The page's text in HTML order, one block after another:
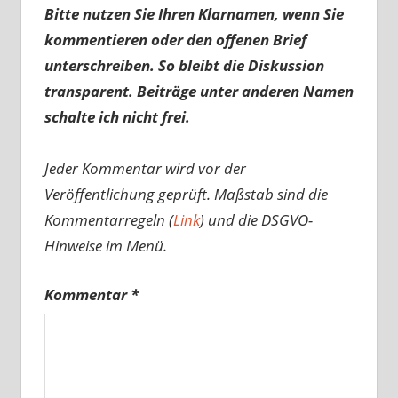
Bitte nutzen Sie Ihren Klarnamen, wenn Sie
kommentieren oder den offenen Brief
unterschreiben. So bleibt die Diskussion
transparent. Beiträge unter anderen Namen
schalte ich nicht frei.
Jeder Kommentar wird vor der
Veröffentlichung geprüft. Maßstab sind die
Kommentarregeln (Link) und die DSGVO-
Hinweise im Menü.
Kommentar*